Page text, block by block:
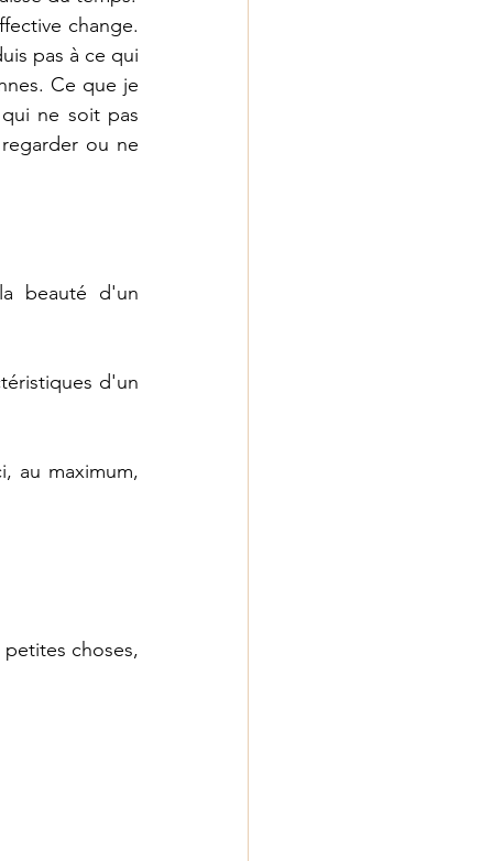
change.
pas à ce qui
Ce que je
ne soit pas
ou ne
beauté d'un
d'un
au maximum,
choses,